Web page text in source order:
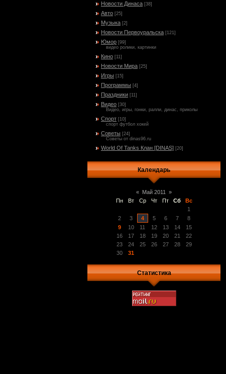
Новости Динаса [38]
Авто [25]
Музыка [2]
Новости Первоуральска [121]
Юмор [99]
видео ролики, картинки
Кино [11]
Новости Мира [25]
Игры [15]
Программы [4]
Праздники [11]
Видео [30]
Видео, игры, гонки, ралли, динас, приколы
Спорт [10]
спорт футбол хокей
Советы [24]
Советы от dinas96.ru
World Of Tanks Клан [DINAS] [20]
Календарь
« Май 2011
»
Пн
Вт Ср Чт Пт Сб
Вс
1
2
3 4 5 6 7
8
9
10 11 12 13 14
15
16
17 18 19 20 21
22
23
24 25 26 27 28
29
30
31
Статистика